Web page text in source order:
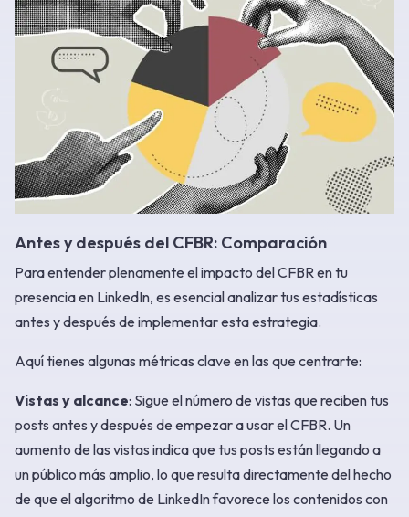
Antes y después del CFBR: Comparación
Para entender plenamente el impacto del CFBR en tu
presencia en LinkedIn, es esencial analizar tus estadísticas
antes y después de implementar esta estrategia.
Aquí tienes algunas métricas clave en las que centrarte:
Vistas y alcance: Sigue el número de vistas que reciben tus
posts antes y después de empezar a usar el CFBR. Un
aumento de las vistas indica que tus posts están llegando a
un público más amplio, lo que resulta directamente del hecho
de que el algoritmo de LinkedIn favorece los contenidos con